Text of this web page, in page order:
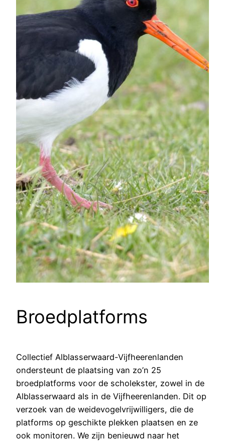
Broedplatforms
Collectief Alblasserwaard-Vijfheerenlanden
ondersteunt de plaatsing van zo’n 25
broedplatforms voor de scholekster, zowel in de
Alblasserwaard als in de Vijfheerenlanden. Dit op
verzoek van de weidevogelvrijwilligers, die de
platforms op geschikte plekken plaatsen en ze
ook monitoren. We zijn benieuwd naar het